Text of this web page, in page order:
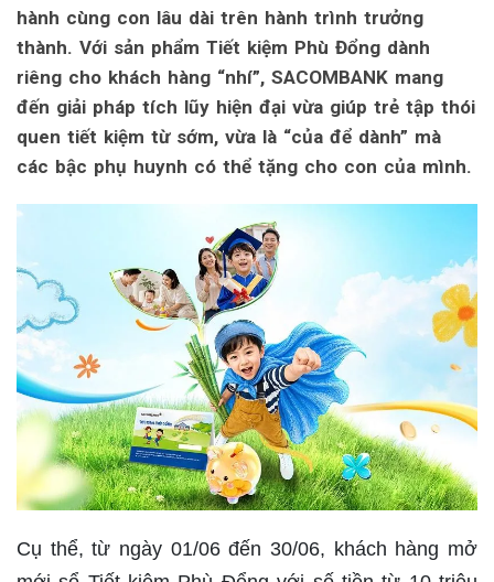
hành cùng con lâu dài trên hành trình trưởng
thành. Với sản phẩm Tiết kiệm Phù Đổng dành
riêng cho khách hàng “nhí”, SACOMBANK mang
đến giải pháp tích lũy hiện đại vừa giúp trẻ tập thói
quen tiết kiệm từ sớm, vừa là “của để dành” mà
các bậc phụ huynh có thể tặng cho con của mình.
Cụ thể, từ ngày 01/06 đến 30/06, khách hàng mở